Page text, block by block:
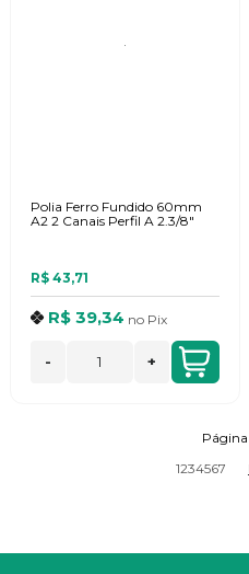
Polia Ferro Fundido 60mm
A2 2 Canais Perfil A 2.3/8"
R$ 43,71
R$ 39,34 no Pix
- +
1234567